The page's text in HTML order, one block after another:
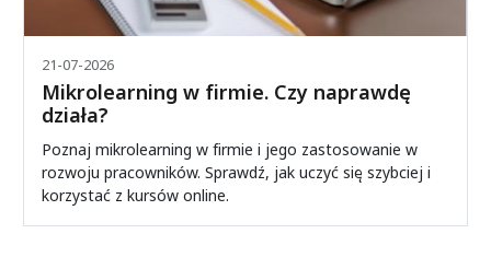
21-07-2026
Mikrolearning w firmie. Czy naprawdę
działa?
Poznaj mikrolearning w firmie i jego zastosowanie w
rozwoju pracowników. Sprawdź, jak uczyć się szybciej i
korzystać z kursów online.